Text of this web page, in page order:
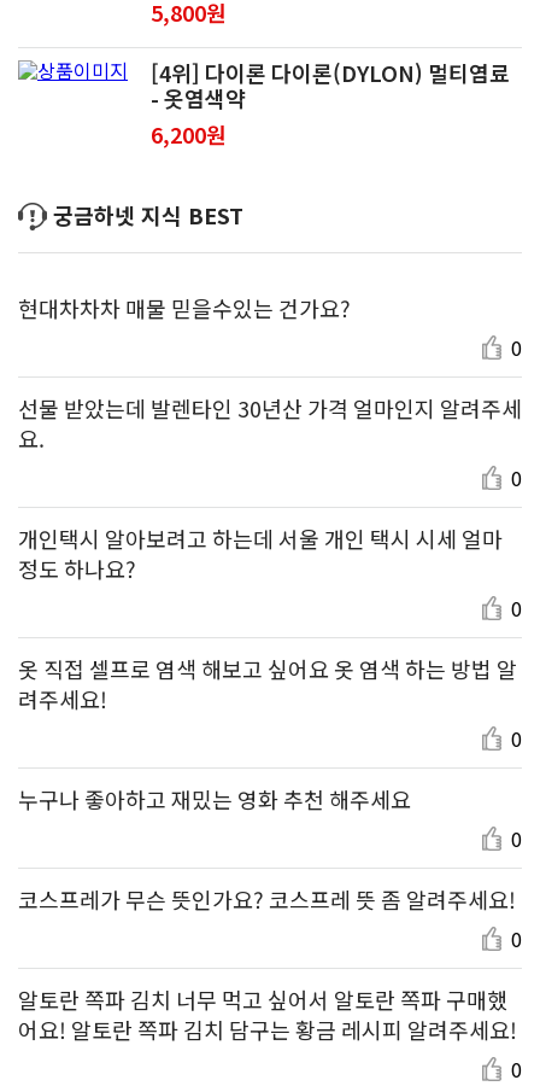
5,800원
[4위] 다이론 다이론(DYLON) 멀티염료
- 옷염색약
6,200원
궁금하넷 지식 BEST
현대차차차 매물 믿을수있는 건가요?
0
선물 받았는데 발렌타인 30년산 가격 얼마인지 알려주세
요.
0
개인택시 알아보려고 하는데 서울 개인 택시 시세 얼마
정도 하나요?
0
옷 직접 셀프로 염색 해보고 싶어요 옷 염색 하는 방법 알
려주세요!
0
누구나 좋아하고 재밌는 영화 추천 해주세요
0
코스프레가 무슨 뜻인가요? 코스프레 뜻 좀 알려주세요!
0
알토란 쪽파 김치 너무 먹고 싶어서 알토란 쪽파 구매했
어요! 알토란 쪽파 김치 담구는 황금 레시피 알려주세요!
0